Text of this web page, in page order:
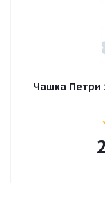
Чашка Петри